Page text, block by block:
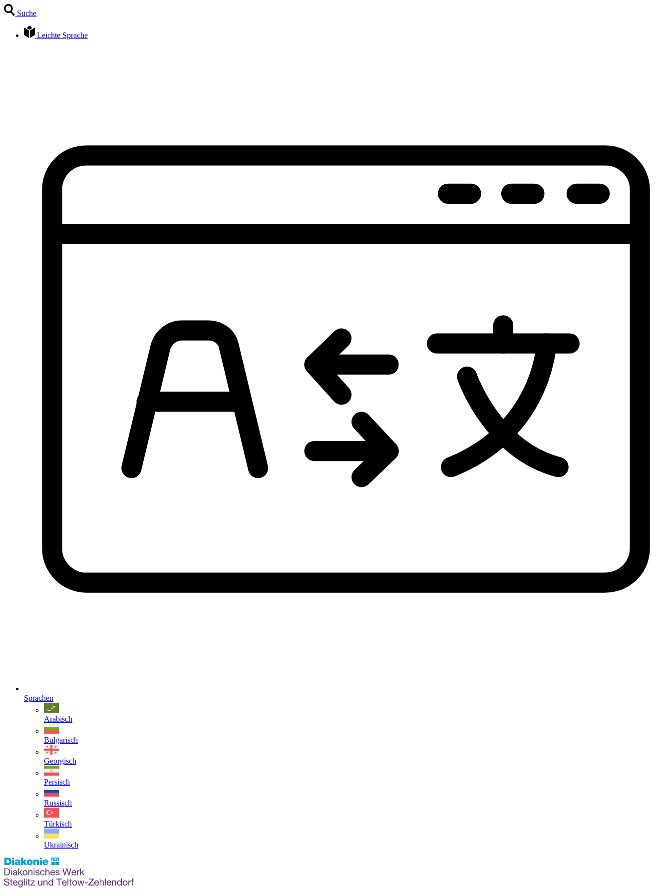
Zum
Inhalt
springen
Suche
Leichte Sprache
Sprachen
Arabisch
Bulgarisch
Georgisch
Persisch
Russisch
Türkisch
Ukrainisch